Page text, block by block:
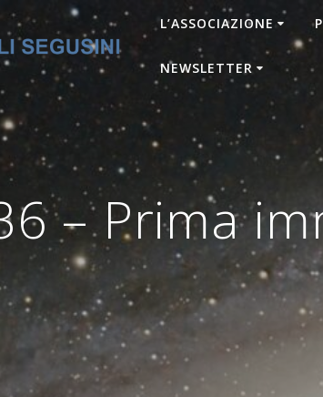
L’ASSOCIAZIONE
NEWSLETTER
– Prima